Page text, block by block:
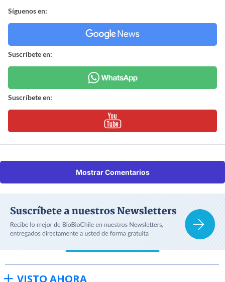
Síguenos en:
Suscríbete en:
Suscríbete en:
Mostrar Comentarios
VISTO AHORA